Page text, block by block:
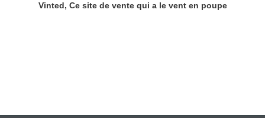
Vinted, Ce site de vente qui a le vent en poupe